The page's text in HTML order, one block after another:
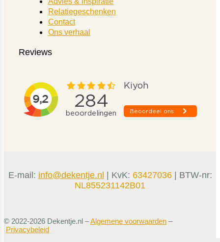
Relatiegeschenken
Contact
Ons verhaal
Reviews
E-mail: info@dekentje.nl | KvK: 63427036| BTW-nr:
NL855231142B01
© 2022-2026 Dekentje.nl –Algemene voorwaarden –
Privacybeleid